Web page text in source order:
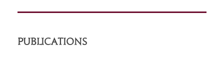
Publications